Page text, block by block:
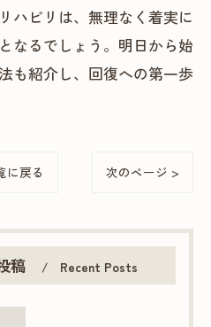
ハビリは、無理なく着実に
なるでしょう。明日から始
も紹介し、回復への第一歩
に戻る 次のページ >
稿 Recent Posts